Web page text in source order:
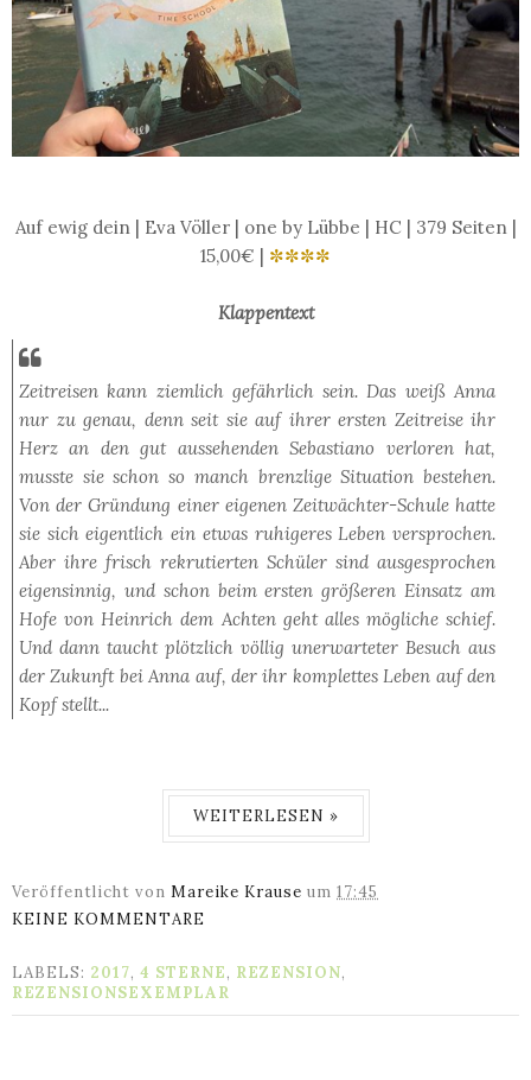
Auf ewig dein | Eva Völler | one by Lübbe | HC | 379 Seiten |
15,00€ | ✼✼✼✼
Klappentext
Zeitreisen kann ziemlich gefährlich sein. Das weiß Anna
nur zu genau, denn seit sie auf ihrer ersten Zeitreise ihr
Herz an den gut aussehenden Sebastiano verloren hat,
musste sie schon so manch brenzlige Situation bestehen.
Von der Gründung einer eigenen Zeitwächter-Schule hatte
sie sich eigentlich ein etwas ruhigeres Leben versprochen.
Aber ihre frisch rekrutierten Schüler sind ausgesprochen
eigensinnig, und schon beim ersten größeren Einsatz am
Hofe von Heinrich dem Achten geht alles mögliche schief.
Und dann taucht plötzlich völlig unerwarteter Besuch aus
der Zukunft bei Anna auf, der ihr komplettes Leben auf den
Kopf stellt...
WEITERLESEN »
Veröffentlicht von Mareike Krause um 17:45
KEINE KOMMENTARE
LABELS: 2017, 4 STERNE, REZENSION,
REZENSIONSEXEMPLAR